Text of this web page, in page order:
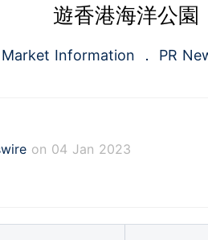
遊香港海洋公園
Market Information PR
on 04 Jan 2023